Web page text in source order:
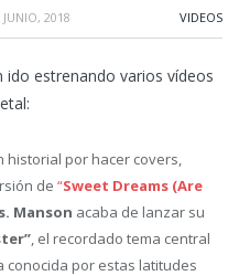
JUNIO, 2018 VIDEOS
ido estrenando varios vídeos
historial por hacer covers,
de “Sweet Dreams (Are
Manson acaba de lanzar su
, el recordado tema central
conocida por estas latitudes